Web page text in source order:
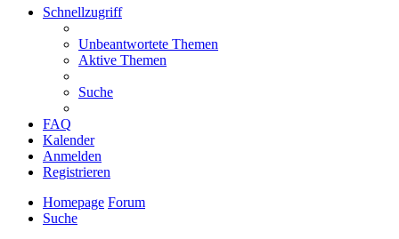
Schnellzugriff
Unbeantwortete Themen
Aktive Themen
Suche
FAQ
Kalender
Anmelden
Registrieren
Homepage Forum
Suche